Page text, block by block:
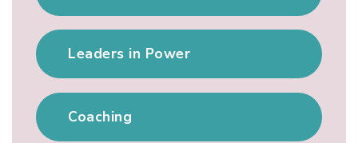
Leaders in Power
Coaching